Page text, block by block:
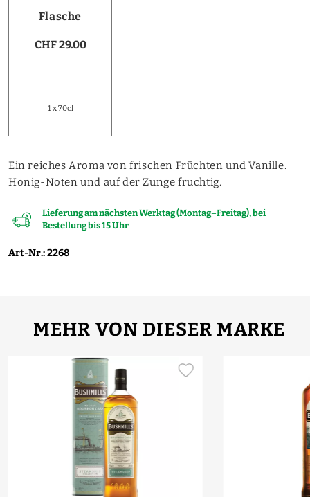
Flasche
CHF 29.00
1 x 70cl
Ein reiches Aroma von frischen Früchten und Vanille.
Honig-Noten und auf der Zunge fruchtig.
Lieferung am nächsten Werktag (Montag–Freitag), bei
Bestellung bis 15 Uhr
Art-Nr.: 2268
MEHR VON DIESER MARKE